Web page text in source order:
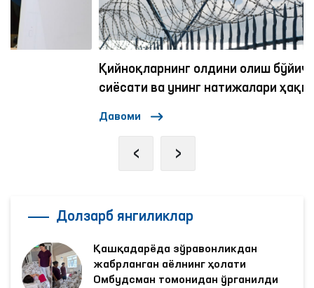
Қийноқларнинг олдини олиш бўйича Ўзбекистон
сиёсати ва унинг натижалари ҳақида
‹ ›
Долзарб янгиликлар
Қашқадарёда зўравонликдан
жабрланган аёлнинг ҳолати
Омбудсман томонидан ўрганилди